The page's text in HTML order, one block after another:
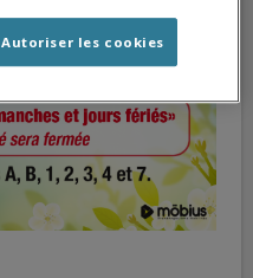
Autoriser les cookies